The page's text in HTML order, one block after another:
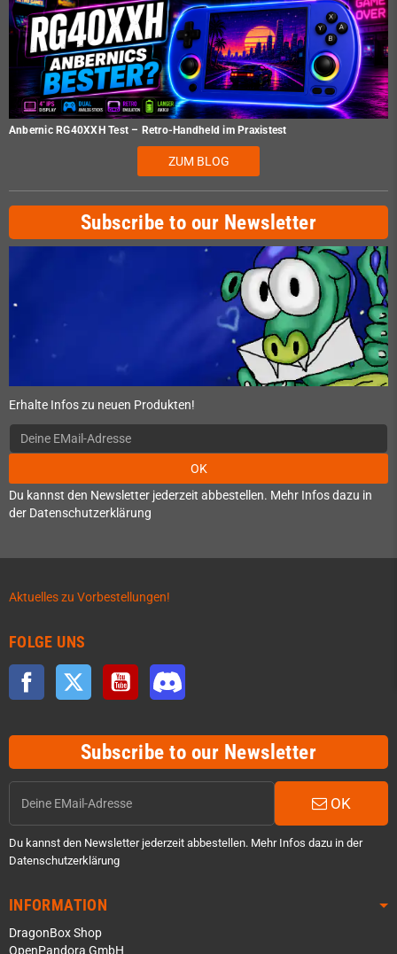
Anbernic RG40XXH Test – Retro-Handheld im Praxistest
ZUM BLOG
Subscribe to our Newsletter
Erhalte Infos zu neuen Produkten!
OK
Du kannst den Newsletter jederzeit abbestellen. Mehr Infos dazu in
der Datenschutzerklärung
Aktuelles zu Vorbestellungen!
FOLGE UNS
Facebook Twitter YouTube
Subscribe to our Newsletter
OK
Du kannst den Newsletter jederzeit abbestellen. Mehr Infos dazu in der
Datenschutzerklärung
INFORMATION
DragonBox Shop